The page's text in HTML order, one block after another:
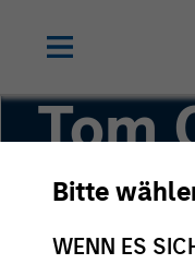
Bitte
WENN ES
Tom
Co-Head of